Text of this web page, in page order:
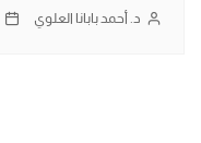
د. أحمد بابانا العلوي